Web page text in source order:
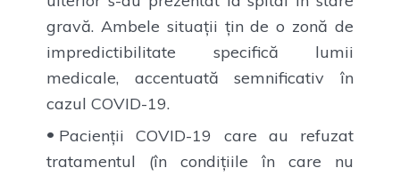
gravă. Ambele situații țin de o zonă de
impredictibilitate specifică lumii
medicale, accentuată semnificativ în
cazul COVID-19.
Pacienții COVID-19 care au refuzat
tratamentul (în condițiile în care nu